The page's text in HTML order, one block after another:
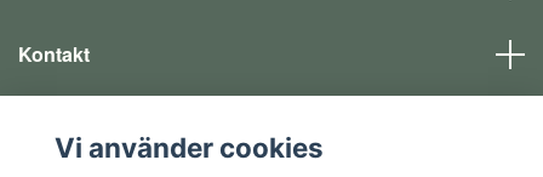
Kontakt
Vi använder cookies